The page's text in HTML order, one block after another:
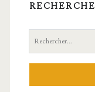
RECHERCHE
Recherche: